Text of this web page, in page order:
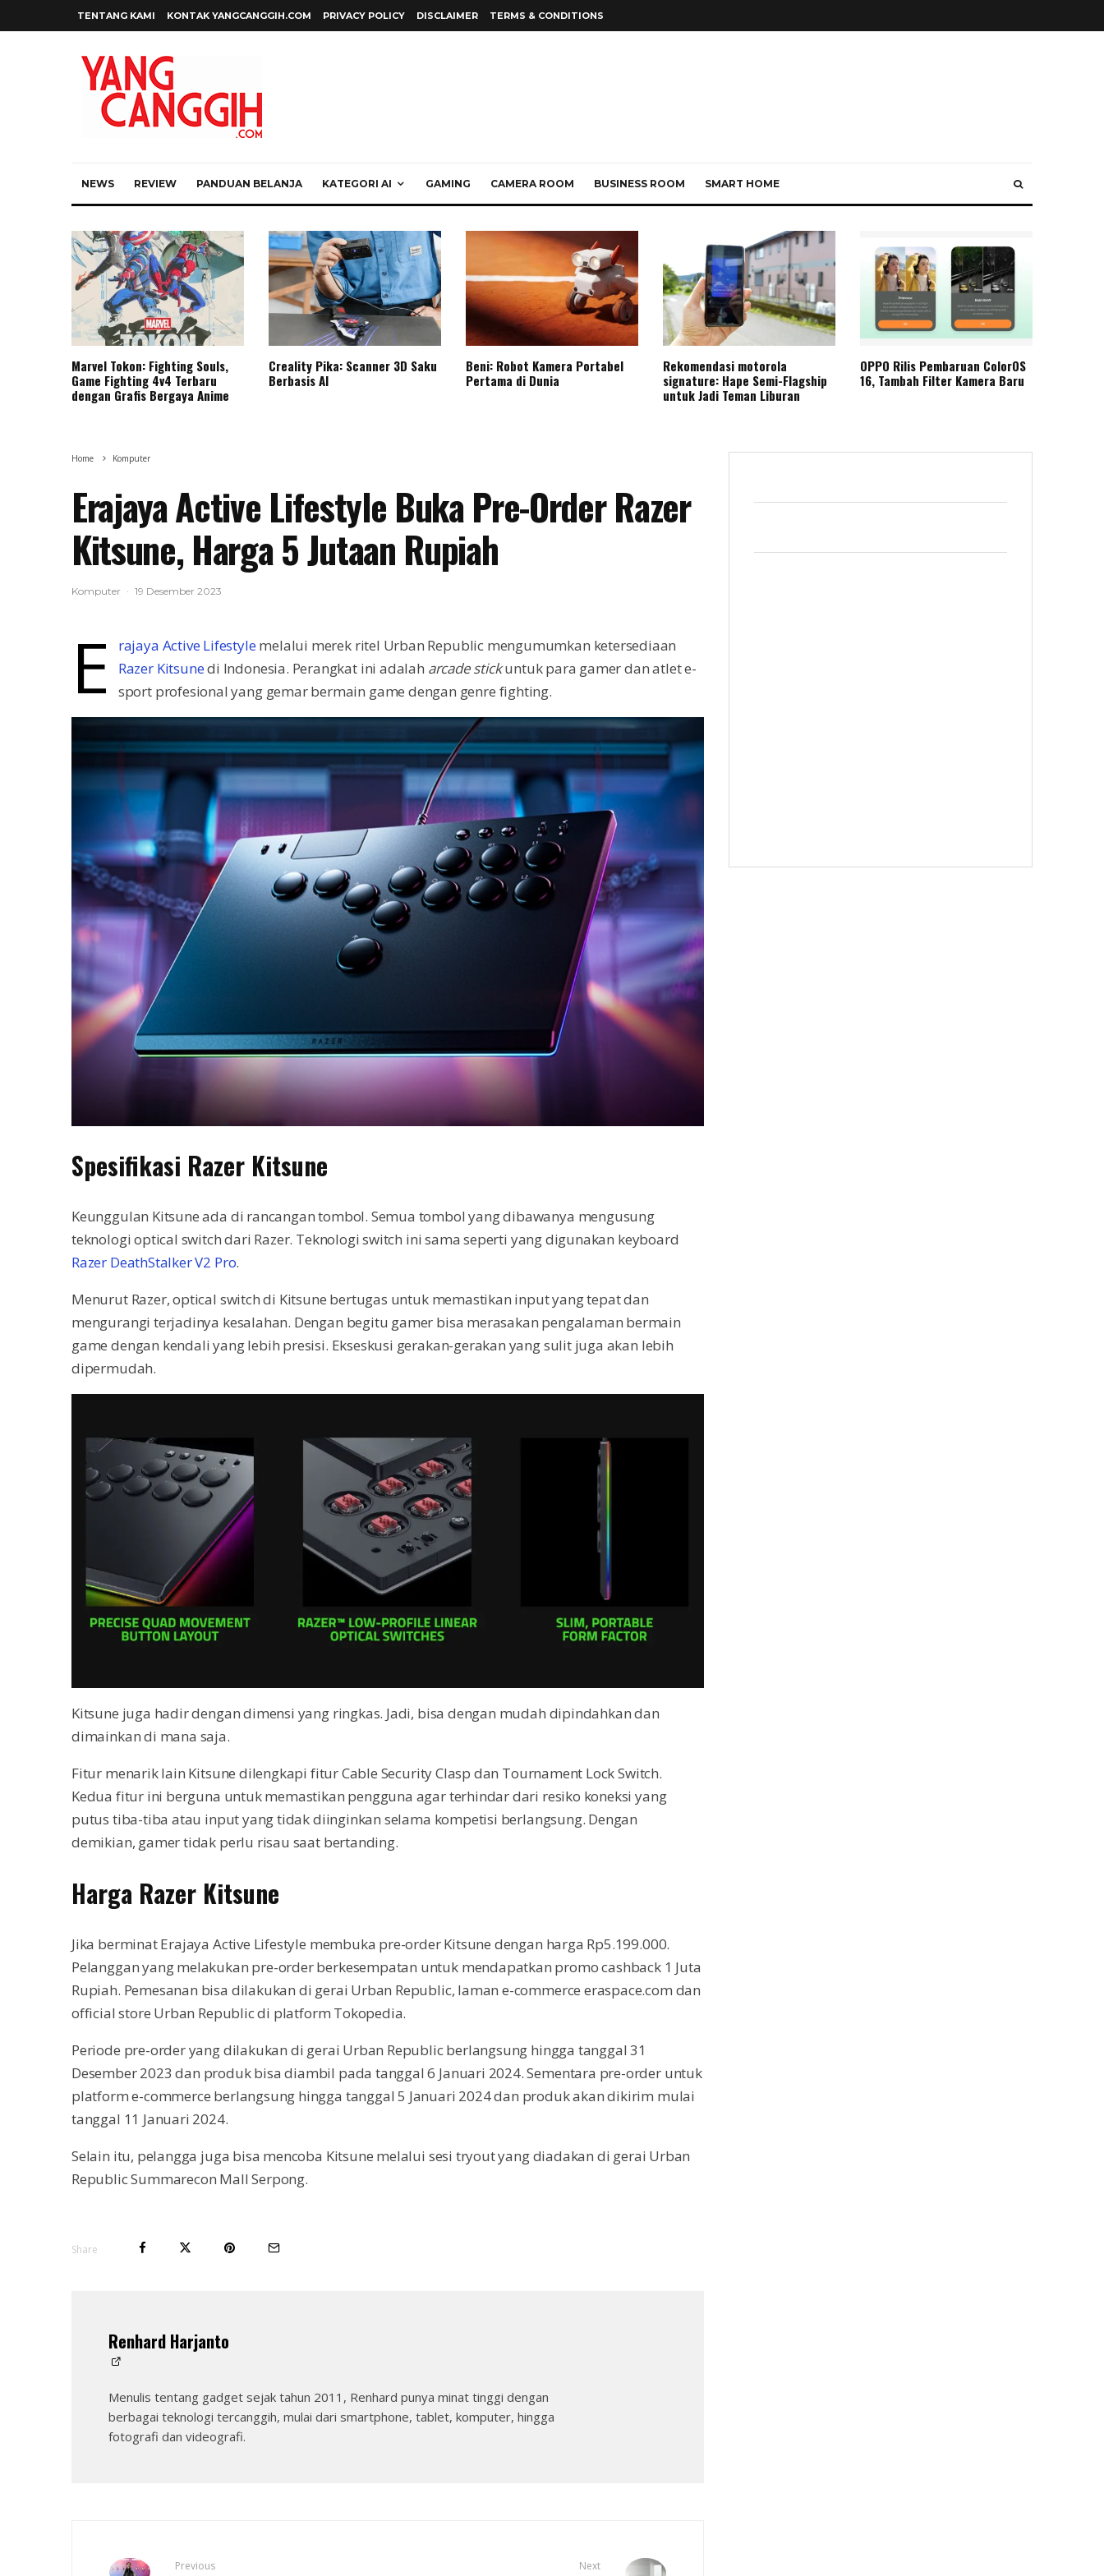
TENTANG KAMI KONTAK YANGCANGGIH.COM PRIVACY POLICY DISCLAIMER TERMS & CONDITIONS
NEWS REVIEW PANDUAN BELANJA KATEGORI AI GAMING CAMERA ROOM BUSINESS ROOM SMART HOME
Marvel Tokon: Fighting Souls,
Game Fighting 4v4 Terbaru
dengan Grafis Bergaya Anime
Creality Pika: Scanner 3D Saku
Berbasis AI
Beni: Robot Kamera Portabel
Pertama di Dunia
Rekomendasi motorola
signature: Hape Semi-Flagship
untuk Jadi Teman Liburan
OPPO Rilis Pembaruan ColorOS
16, Tambah Filter Kamera Baru
Home Komputer
Erajaya Active Lifestyle Buka Pre-Order Razer
Kitsune, Harga 5 Jutaan Rupiah
Komputer · 19 Desember 2023
E rajaya Active Lifestylemelalui merek ritel Urban Republic mengumumkan ketersediaan
Razer Kitsunedi Indonesia. Perangkat ini adalah arcade stickuntuk para gamer dan atlet e-
sport profesional yang gemar bermain game dengan genre fighting.
Spesifikasi Razer Kitsune
Keunggulan Kitsune ada di rancangan tombol. Semua tombol yang dibawanya mengusung
teknologi optical switch dari Razer. Teknologi switch ini sama seperti yang digunakan keyboard
Razer DeathStalker V2 Pro.
Menurut Razer, optical switch di Kitsune bertugas untuk memastikan input yang tepat dan
mengurangi terjadinya kesalahan. Dengan begitu gamer bisa merasakan pengalaman bermain
game dengan kendali yang lebih presisi. Ekseskusi gerakan-gerakan yang sulit juga akan lebih
dipermudah.
Kitsune juga hadir dengan dimensi yang ringkas. Jadi, bisa dengan mudah dipindahkan dan
dimainkan di mana saja.
Fitur menarik lain Kitsune dilengkapi fitur Cable Security Clasp dan Tournament Lock Switch.
Kedua fitur ini berguna untuk memastikan pengguna agar terhindar dari resiko koneksi yang
putus tiba-tiba atau input yang tidak diinginkan selama kompetisi berlangsung. Dengan
demikian, gamer tidak perlu risau saat bertanding.
Harga Razer Kitsune
Jika berminat Erajaya Active Lifestyle membuka pre-order Kitsune dengan harga Rp5.199.000.
Pelanggan yang melakukan pre-order berkesempatan untuk mendapatkan promo cashback 1 Juta
Rupiah. Pemesanan bisa dilakukan di gerai Urban Republic, laman e-commerce eraspace.com dan
official store Urban Republic di platform Tokopedia.
Periode pre-order yang dilakukan di gerai Urban Republic berlangsung hingga tanggal 31
Desember 2023 dan produk bisa diambil pada tanggal 6 Januari 2024. Sementara pre-order untuk
platform e-commerce berlangsung hingga tanggal 5 Januari 2024 dan produk akan dikirim mulai
tanggal 11 Januari 2024.
Selain itu, pelangga juga bisa mencoba Kitsune melalui sesi tryout yang diadakan di gerai Urban
Republic Summarecon Mall Serpong.
Share
Renhard Harjanto
Menulis tentang gadget sejak tahun 2011, Renhard punya minat tinggi dengan
berbagai teknologi tercanggih, mulai dari smartphone, tablet, komputer, hingga
fotografi dan videografi.
Previous Next